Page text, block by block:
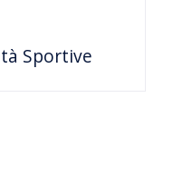
Sportive